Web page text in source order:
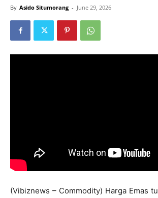
By Asido Situmorang - June 29, 2026
(Vibiznews – Commodity) Harga Emas